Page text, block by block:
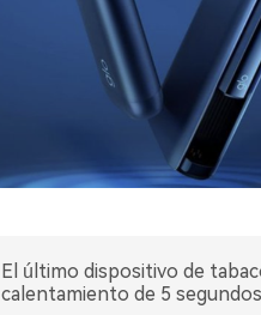
El último dispositivo de
calentamiento de 5